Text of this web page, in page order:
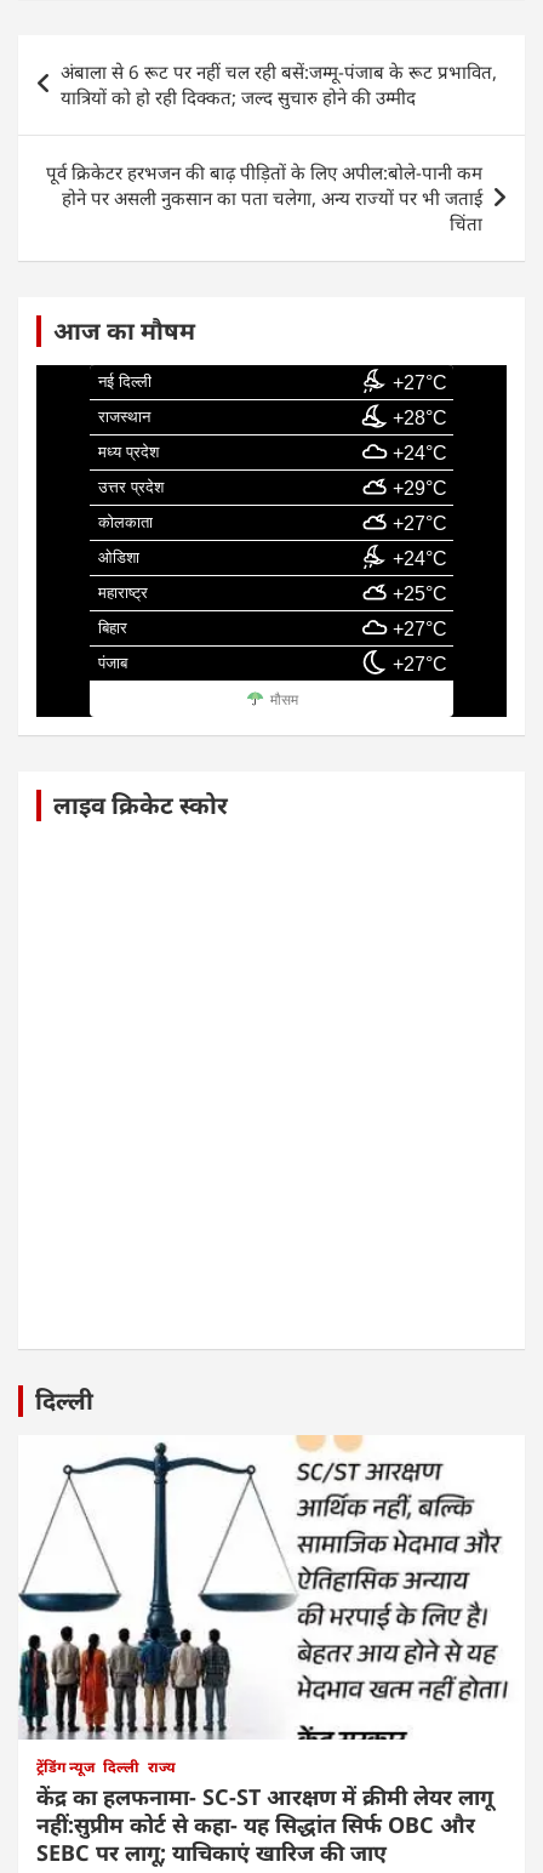
c
e
b
o
o
k
at
s
A
p
p
k
e
dI
n
ai
l
ar
e
Post
navigation
अंबाला से 6 रूट पर नहीं चल रही बसें:जम्मू-पंजाब के रूट प्रभावित,
यात्रियों को हो रही दिक्कत; जल्द सुचारु होने की उम्मीद
पूर्व क्रिकेटर हरभजन की बाढ़ पीड़ितों के लिए अपील:बोले-पानी कम
होने पर असली नुकसान का पता चलेगा, अन्य राज्यों पर भी जताई
चिंता
आज का मौषम
नई दिल्ली +27°C
राजस्थान +28°C
मध्य प्रदेश +24°C
उत्तर प्रदेश +29°C
कोलकाता +27°C
ओडिशा +24°C
महाराष्ट्र +25°C
बिहार +27°C
पंजाब +27°C
मौसम
लाइव क्रिकेट स्कोर
दिल्ली
ट्रेंडिंग न्यूज दिल्ली राज्य
केंद्र का हलफनामा- SC-ST आरक्षण में क्रीमी लेयर लागू
नहीं:सुप्रीम कोर्ट से कहा- यह सिद्धांत सिर्फ OBC और
SEBC पर लागू; याचिकाएं खारिज की जाए